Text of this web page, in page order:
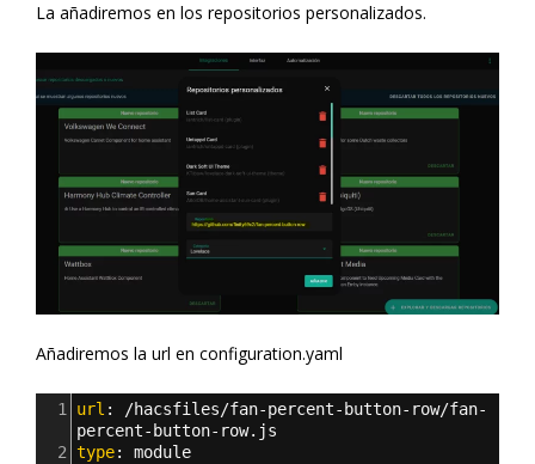
La añadiremos en los repositorios personalizados.
Añadiremos la url en configuration.yaml
1 url :
/hacsfiles/fan-percent-button-row/fan-
percent-button-row.js
2 type: module